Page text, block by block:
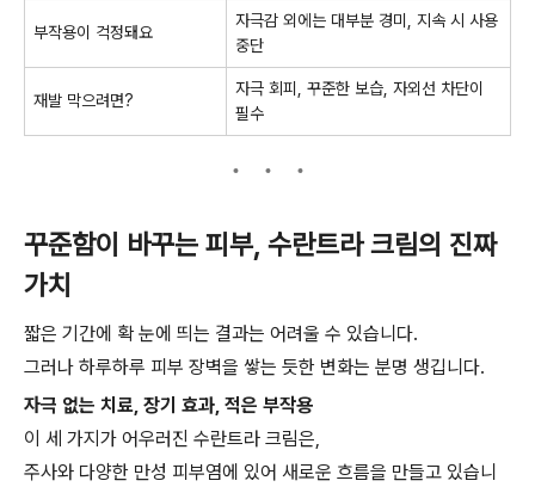
부작용이 걱정돼요
자극감 외에는 대부분 경미, 지속 시 사용
중단
재발 막으려면?
자극 회피, 꾸준한 보습, 자외선 차단이
필수
꾸준함이 바꾸는 피부, 수란트라 크림의 진짜
가치
짧은 기간에 확 눈에 띄는 결과는 어려울 수 있습니다.
그러나 하루하루 피부 장벽을 쌓는 듯한 변화는 분명 생깁니다.
자극 없는 치료, 장기 효과, 적은 부작용
이 세 가지가 어우러진 수란트라 크림은,
주사와 다양한 만성 피부염에 있어 새로운 흐름을 만들고 있습니